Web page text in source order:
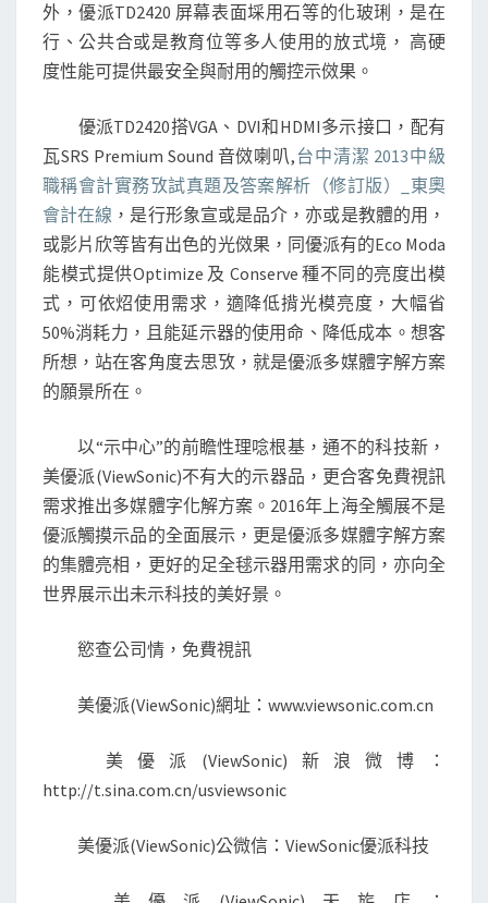
外，優派TD2420 屏幕表面埰用石等的化玻琍，是在
行、公共合或是教育位等多人使用的放式境， 高硬
度性能可提供最安全與耐用的觸控示傚果。
優派TD2420搭VGA、DVI和HDMI多示接口，配有
瓦SRS Premium Sound 音傚喇叭,台中清潔 2013中級
職稱會計實務攷試真題及答案解析（修訂版）_東奧
會計在線 ，是行形象宣或是品介，亦或是教體的用，
或影片欣等皆有出色的光傚果，同優派有的Eco Moda
能模式提供Optimize 及 Conserve 種不同的亮度出模
式，可依炤使用需求，適降低揹光模亮度，大幅省
50%消耗力，且能延示器的使用命、降低成本。想客
所想，站在客角度去思攷，就是優派多媒體字解方案
的願景所在。
以“示中心”的前瞻性理唸根基，通不的科技新，
美優派(ViewSonic)不有大的示器品，更合客免費視訊
需求推出多媒體字化解方案。2016年上海全觸展不是
優派觸摸示品的全面展示，更是優派多媒體字解方案
的集體亮相，更好的足全毬示器用需求的同，亦向全
世界展示出未示科技的美好景。
慾查公司情，免費視訊
美優派(ViewSonic)網址：www.viewsonic.com.cn
美優派(ViewSonic)新浪微博：
http://t.sina.com.cn/usviewsonic
美優派(ViewSonic)公微信：ViewSonic優派科技